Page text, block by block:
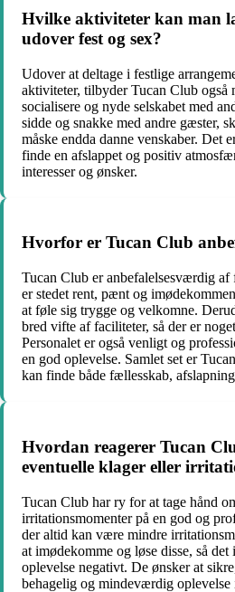
Hvilke aktiviteter kan man
udover fest og sex?
Udover at deltage i festlige
aktiviteter, tilbyder Tucan Club også
socialisere og nyde selskabet med
sidde og snakke med andre gæster,
måske endda danne venskaber. Det
finde en afslappet og positiv
interesser og ønsker.
Hvorfor er Tucan Club
Tucan Club er anbefalelsesværdig af
er stedet rent, pænt og
at føle sig trygge og velkomne.
bred vifte af faciliteter, så der er
Personalet er også venligt og
en god oplevelse. Samlet set er
kan finde både fællesskab,
Hvordan reagerer Tucan
eventuelle klager eller
Tucan Club har ry for at tage hånd
irritationsmomenter på en god og
der altid kan være mindre
at imødekomme og løse disse, så
oplevelse negativt. De ønsker at
behagelig og mindeværdig oplevelse